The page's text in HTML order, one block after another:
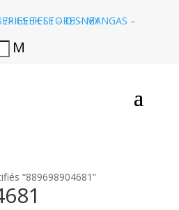
M
“889698904681”